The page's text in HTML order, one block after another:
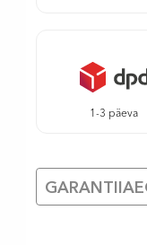
1-3 päeva